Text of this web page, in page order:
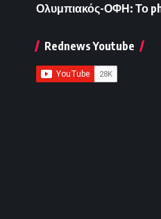
Ολυμπιακός-ΟΦΗ: Το
Rednews Youtube